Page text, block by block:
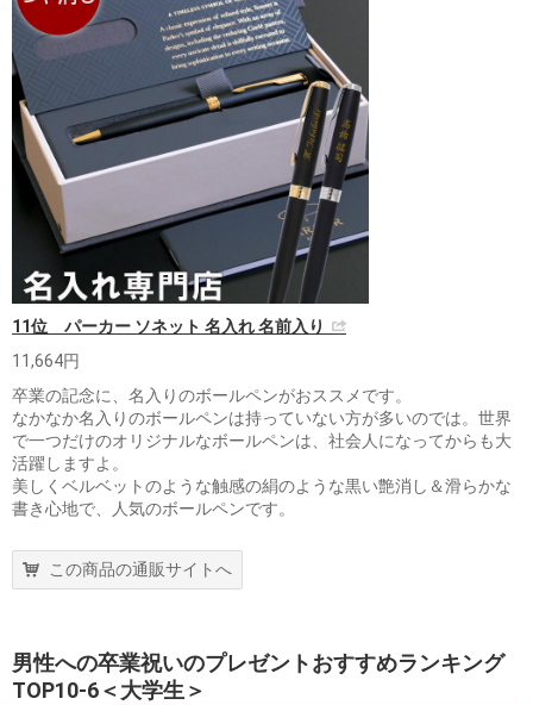
11位 パーカー ソネット 名入れ 名前入り
11,664円
卒業の記念に、名入りのボールペンがおススメです。
なかなか名入りのボールペンは持っていない方が多いのでは。世界
で一つだけのオリジナルなボールペンは、社会人になってからも大
活躍しますよ。
美しくベルベットのような触感の絹のような黒い艶消し＆滑らかな
書き心地で、人気のボールペンです。
この商品の通販サイトへ
男性への卒業祝いのプレゼントおすすめランキング
TOP10-6＜大学生＞